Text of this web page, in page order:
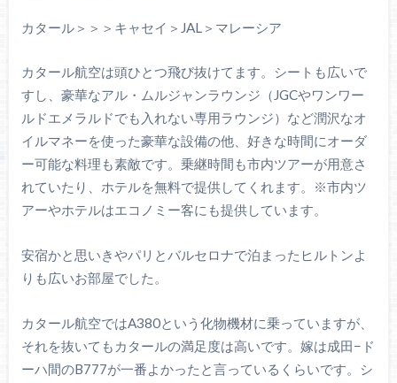
カタール＞＞＞キャセイ＞JAL＞マレーシア
カタール航空は頭ひとつ飛び抜けてます。シートも広いで
すし、豪華なアル・ムルジャンラウンジ（JGCやワンワー
ルドエメラルドでも入れない専用ラウンジ）など潤沢なオ
イルマネーを使った豪華な設備の他、好きな時間にオーダ
ー可能な料理も素敵です。乗継時間も市内ツアーが用意さ
れていたり、ホテルを無料で提供してくれます。※市内ツ
アーやホテルはエコノミー客にも提供しています。
安宿かと思いきやパリとバルセロナで泊まったヒルトンよ
りも広いお部屋でした。
カタール航空ではA380という化物機材に乗っていますが、
それを抜いてもカタールの満足度は高いです。嫁は成田−ド
ーハ間のB777が一番よかったと言っているくらいです。シ